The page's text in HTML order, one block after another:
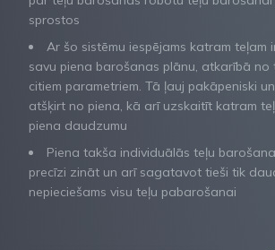
sprostos
Ar šo sistēmu iespējams katram teļam
savu piena barošanas plānu, atkarībā no
citiem parametriem. Tā ļauj pakāpeniski
atšķirt no piena, kā arī uzskaitīt katram
piena daudzumu
Piena takša individuālās teļu
precīzi zināt un arī sagatavot tieši tik
nepieciešams visu teļu pabarošanai